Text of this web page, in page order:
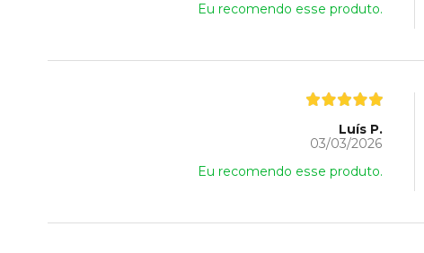
Eu recomendo esse produto.
Luís P.
03/03/2026
Eu recomendo esse produto.